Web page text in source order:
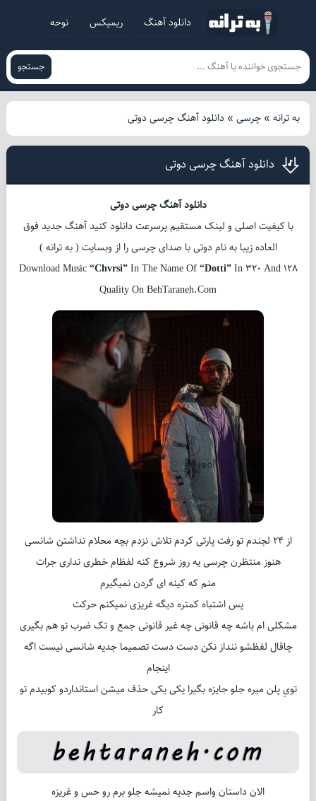
دانلود آهنگ ریمیکس نوحه
جستجو
به ترانه» چرسی» دانلود آهنگ چرسی دوتی
دانلود آهنگ چرسی دوتی
دانلود آهنگ چرسی دوتی
با کیفیت اصلی و لینک مستقیم پرسرعت دانلود کنید آهنگ جدید فوق
العاده زیبا به نام دوتی با صدای چرسی را از وبسایت ( به ترانه )
Download Music“Chvrsi”In The Name Of“Dotti”In 320 And 128
Quality On BehTaraneh.Com
از 24 لجندم تو رفت پارتی کردم تلاش نزدم بچه محلام نداشتن شانسی
هنوز منتظرن چرسی یه روز شروع کنه لفظام خطری نداری جرات
منم که کینه ای گردن نمیگیرم
پس اشتباه کمتره دیگه غریزی نمیکنم حرکت
مشکلی ام باشه چه قانونی چه غیر قانونی جمع و تک ضرب تو هم بگیری
چاقال لفظشو ننداز نکن دست دست تصمیما جدیه شانسی نیست اگه
اینجام
تویِ پلن میره جلو جایزه بگیرا یکی یکی حذف میشن استانداردو کوبیدم تو
کار
الان داستان واسم جدیه نمیشه جلو برم رو حس و غریزه